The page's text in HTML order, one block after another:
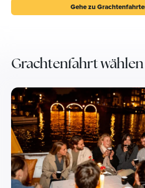
Gehe zu
Grachtenfahrt wählen